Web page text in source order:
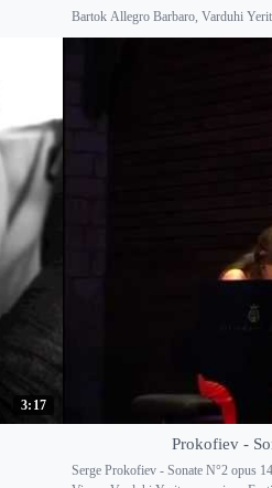
Bartok Allegro Barbaro, Varduhi
3:17
Prokofiev -
Serge Prokofiev - Sonate N°2 opus